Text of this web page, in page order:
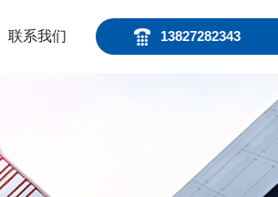
13827282343
联系我们